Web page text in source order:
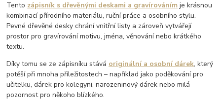
Tento zápisník s dřevěnými deskami a gravírováním je krásnou
kombinací přírodního materiálu, ruční práce a osobního stylu.
Pevné dřevěné desky chrání vnitřní listy a zároveň vytvářejí
prostor pro gravírování motivu, jména, věnování nebo krátkého
textu.
Díky tomu se ze zápisníku stává originální a osobní dárek, který
potěší při mnoha příležitostech – například jako poděkování pro
učitelku, dárek pro kolegyni, narozeninový dárek nebo milá
pozornost pro někoho blízkého.